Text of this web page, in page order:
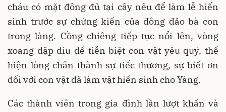
cháu có mặt đông đủ tại cây nêu để làm lễ hiến
sinh trước sự chứng kiến của đông đảo bà con
trong làng. Cồng chiêng tiếp tục nổi lên, vòng
xoang dập dìu để tiễn biệt con vật yêu quý, thể
hiện lòng chân thành sự tiếc thương, sự biết ơn
đối với con vật đã làm vật hiến sinh cho Yàng.
Các thành viên trong gia đình lần lượt khấn và